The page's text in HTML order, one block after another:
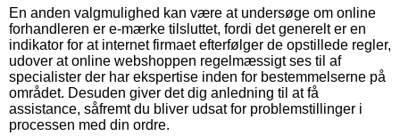
En anden valgmulighed kan være at undersøge om online
forhandleren er e-mærke tilsluttet, fordi det generelt er en
indikator for at internet firmaet efterfølger de opstillede regler,
udover at online webshoppen regelmæssigt ses til af
specialister der har ekspertise inden for bestemmelserne på
området. Desuden giver det dig anledning til at få
assistance, såfremt du bliver udsat for problemstillinger i
processen med din ordre.